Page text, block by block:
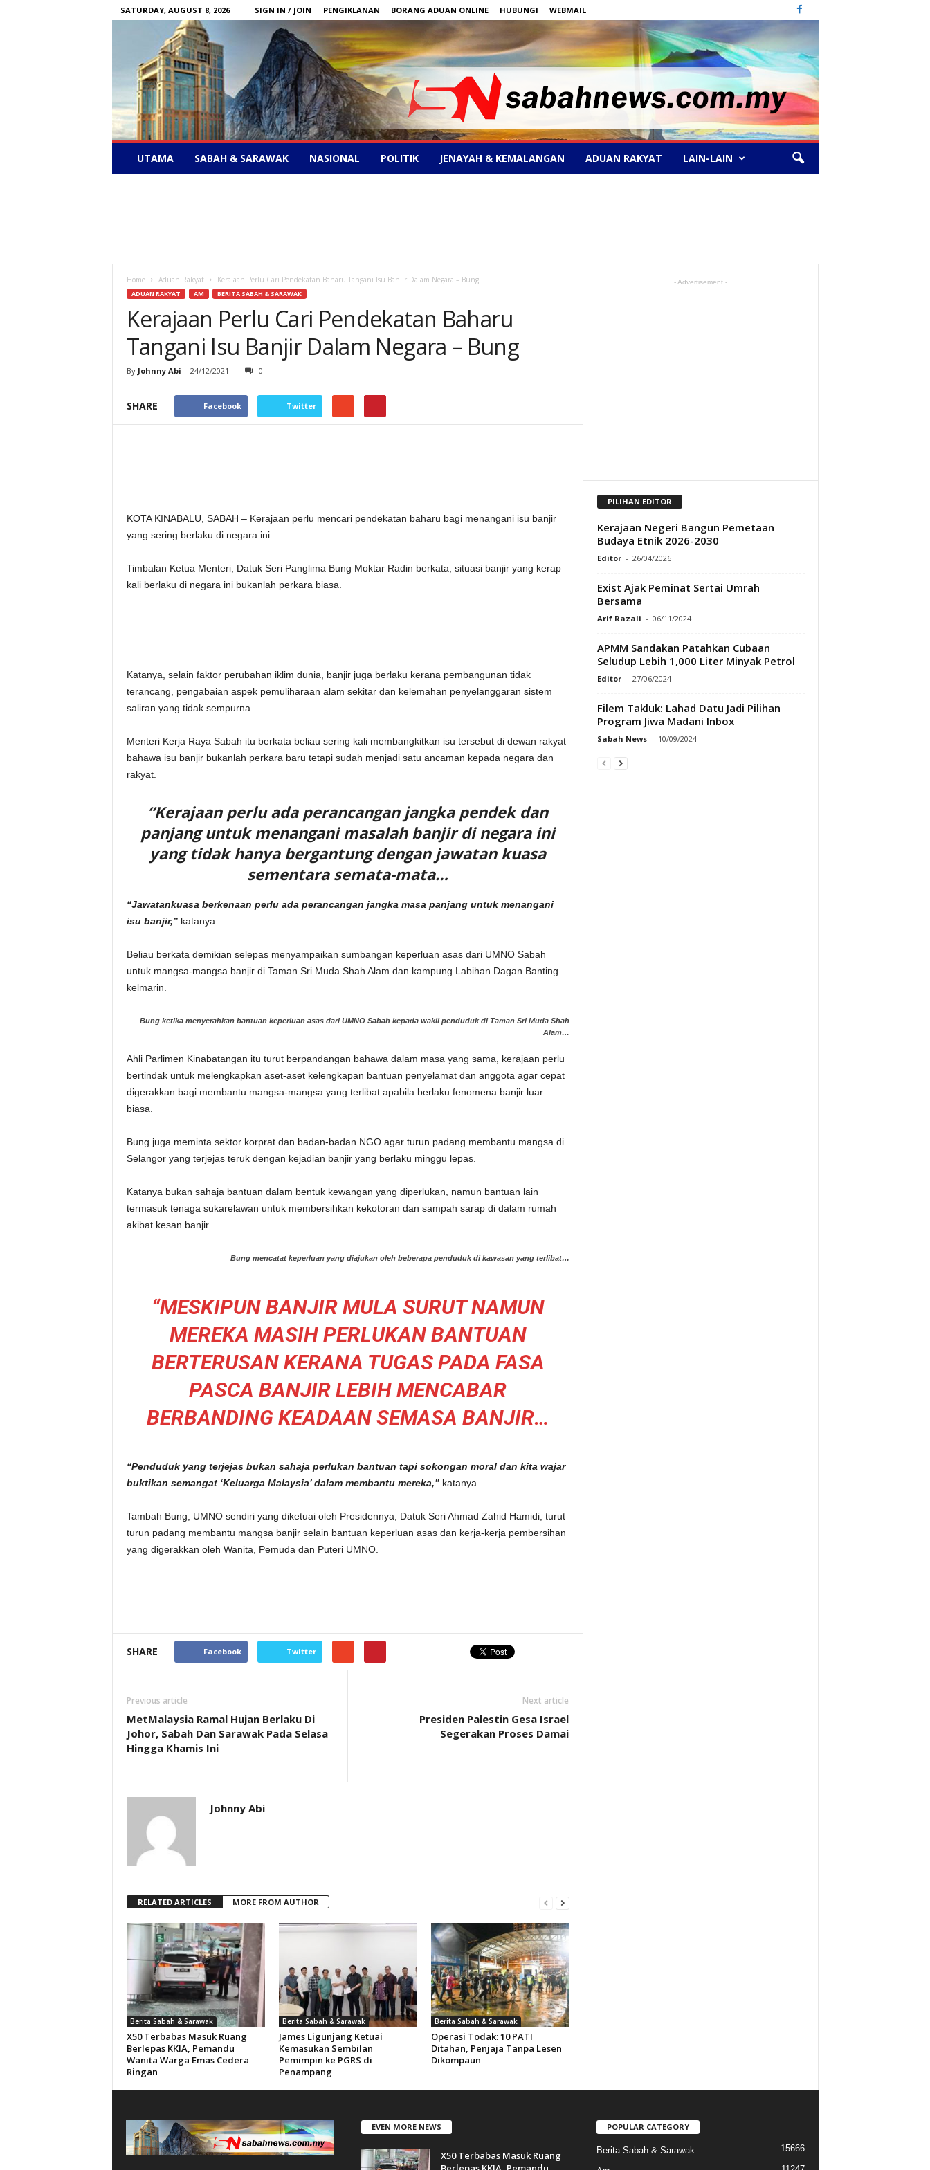
SATURDAY, AUGUST 8, 2026 SIGN IN / JOIN PENGIKLANAN BORANG ADUAN ONLINE HUBUNGI WEBMAIL
–
UTAMA SABAH & SARAWAK NASIONAL POLITIK JENAYAH & KEMALANGAN ADUAN RAKYAT LAIN-LAIN
Home Aduan Rakyat Kerajaan Perlu Cari Pendekatan Baharu Tangani Isu Banjir Dalam Negara – Bung
ADUAN RAKYAT AM BERITA SABAH & SARAWAK
Kerajaan Perlu Cari Pendekatan Baharu
Tangani Isu Banjir Dalam Negara – Bung
By Johnny Abi - 24/12/2021 0
SHARE Facebook Twitter
KOTA KINABALU, SABAH – Kerajaan perlu mencari pendekatan baharu bagi menangani isu banjir
yang sering berlaku di negara ini.
Timbalan Ketua Menteri, Datuk Seri Panglima Bung Moktar Radin berkata, situasi banjir yang kerap
kali berlaku di negara ini bukanlah perkara biasa.
Katanya, selain faktor perubahan iklim dunia, banjir juga berlaku kerana pembangunan tidak
terancang, pengabaian aspek pemuliharaan alam sekitar dan kelemahan penyelanggaran sistem
saliran yang tidak sempurna.
Menteri Kerja Raya Sabah itu berkata beliau sering kali membangkitkan isu tersebut di dewan rakyat
bahawa isu banjir bukanlah perkara baru tetapi sudah menjadi satu ancaman kepada negara dan
rakyat.
“Kerajaan perlu ada perancangan jangka pendek dan
panjang untuk menangani masalah banjir di negara ini
yang tidak hanya bergantung dengan jawatan kuasa
sementara semata-mata…
“Jawatankuasa berkenaan perlu ada perancangan jangka masa panjang untuk menangani
isu banjir,”katanya.
Beliau berkata demikian selepas menyampaikan sumbangan keperluan asas dari UMNO Sabah
untuk mangsa-mangsa banjir di Taman Sri Muda Shah Alam dan kampung Labihan Dagan Banting
kelmarin.
Bung ketika menyerahkan bantuan keperluan asas dari UMNO Sabah kepada wakil penduduk di Taman Sri Muda Shah
Alam…
Ahli Parlimen Kinabatangan itu turut berpandangan bahawa dalam masa yang sama, kerajaan perlu
bertindak untuk melengkapkan aset-aset kelengkapan bantuan penyelamat dan anggota agar cepat
digerakkan bagi membantu mangsa-mangsa yang terlibat apabila berlaku fenomena banjir luar
biasa.
Bung juga meminta sektor korprat dan badan-badan NGO agar turun padang membantu mangsa di
Selangor yang terjejas teruk dengan kejadian banjir yang berlaku minggu lepas.
Katanya bukan sahaja bantuan dalam bentuk kewangan yang diperlukan, namun bantuan lain
termasuk tenaga sukarelawan untuk membersihkan kekotoran dan sampah sarap di dalam rumah
akibat kesan banjir.
Bung mencatat keperluan yang diajukan oleh beberapa penduduk di kawasan yang terlibat…
“MESKIPUN BANJIR MULA SURUT NAMUN
MEREKA MASIH PERLUKAN BANTUAN
BERTERUSAN KERANA TUGAS PADA FASA
PASCA BANJIR LEBIH MENCABAR
BERBANDING KEADAAN SEMASA BANJIR…
“Penduduk yang terjejas bukan sahaja perlukan bantuan tapi sokongan moral dan kita wajar
buktikan semangat ‘Keluarga Malaysia’ dalam membantu mereka,”katanya.
Tambah Bung, UMNO sendiri yang diketuai oleh Presidennya, Datuk Seri Ahmad Zahid Hamidi, turut
turun padang membantu mangsa banjir selain bantuan keperluan asas dan kerja-kerja pembersihan
yang digerakkan oleh Wanita, Pemuda dan Puteri UMNO.
SHARE Facebook Twitter
Previous article
MetMalaysia Ramal Hujan Berlaku Di
Johor, Sabah Dan Sarawak Pada Selasa
Hingga Khamis Ini
Next article
Presiden Palestin Gesa Israel
Segerakan Proses Damai
Johnny Abi
RELATED ARTICLES MORE FROM AUTHOR
Berita Sabah & Sarawak
X50 Terbabas Masuk Ruang
Berlepas KKIA, Pemandu
Wanita Warga Emas Cedera
Ringan
Berita Sabah & Sarawak
James Ligunjang Ketuai
Kemasukan Sembilan
Pemimpin ke PGRS di
Penampang
Berita Sabah & Sarawak
Operasi Todak: 10 PATI
Ditahan, Penjaja Tanpa Lesen
Dikompaun
- Advertisement -
PILIHAN EDITOR
Kerajaan Negeri Bangun Pemetaan
Budaya Etnik 2026-2030
Editor - 26/04/2026
Exist Ajak Peminat Sertai Umrah
Bersama
Arif Razali - 06/11/2024
APMM Sandakan Patahkan Cubaan
Seludup Lebih 1,000 Liter Minyak Petrol
Editor - 27/06/2024
Filem Takluk: Lahad Datu Jadi Pilihan
Program Jiwa Madani Inbox
Sabah News - 10/09/2024
EVEN MORE NEWS
X50 Terbabas Masuk Ruang
POPULAR CATEGORY
Berita Sabah & Sarawak 15666